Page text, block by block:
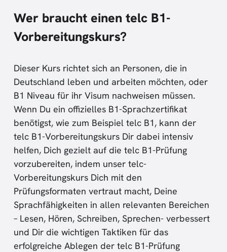
Wer braucht einen telc B1-
Vorbereitungskurs?
Dieser Kurs richtet sich an Personen, die in
Deutschland leben und arbeiten möchten, oder
B1 Niveau für ihr Visum nachweisen müssen.
Wenn Du ein offizielles B1-Sprachzertifikat
benötigst, wie zum Beispiel telc B1, kann der
telc B1-Vorbereitungskurs Dir dabei intensiv
helfen, Dich gezielt auf die telc B1-Prüfung
vorzubereiten, indem unser telc-
Vorbereitungskurs Dich mit den
Prüfungsformaten vertraut macht, Deine
Sprachfähigkeiten in allen relevanten Bereichen
– Lesen, Hören, Schreiben, Sprechen- verbessert
und Dir die wichtigen Taktiken für das
erfolgreiche Ablegen der telc B1-Prüfung